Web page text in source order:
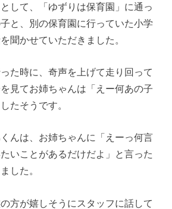
して、「ゆずりは保育園」に通っ
と、別の保育園に行っていた小学
聞かせていただきました。
た時に、奇声を上げて走り回って
見てお姉ちゃんは「えー何あの子
たそうです。
んは、お姉ちゃんに「えーっ何言
いことがあるだけだよ」と言った
した。
方が嬉しそうにスタッフに話して